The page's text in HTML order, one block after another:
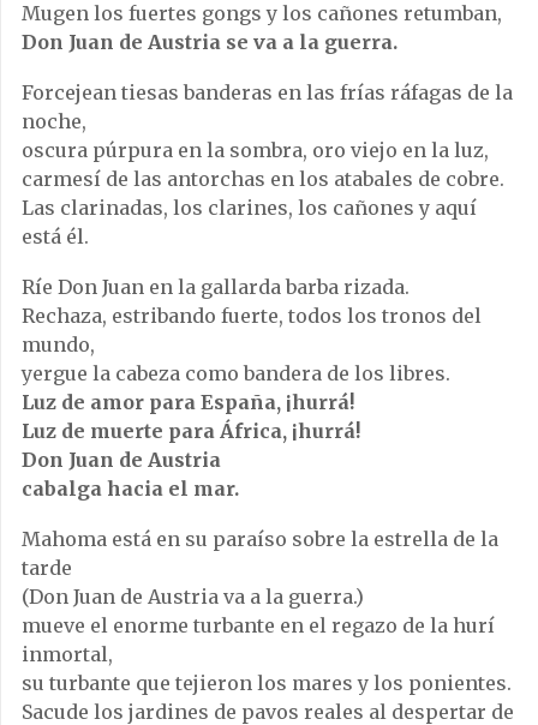
Mugen los fuertes gongs y los cañones retumban,
Don Juan de Austria se va a la guerra.
Forcejean tiesas banderas en las frías ráfagas de la
noche,
oscura púrpura en la sombra, oro viejo en la luz,
carmesí de las antorchas en los atabales de cobre.
Las clarinadas, los clarines, los cañones y aquí
está él.
Ríe Don Juan en la gallarda barba rizada.
Rechaza, estribando fuerte, todos los tronos del
mundo,
yergue la cabeza como bandera de los libres.
Luz de amor para España, ¡hurrá!
Luz de muerte para África, ¡hurrá!
Don Juan de Austria
cabalga hacia el mar.
Mahoma está en su paraíso sobre la estrella de la
tarde
(Don Juan de Austria va a la guerra.)
mueve el enorme turbante en el regazo de la hurí
inmortal,
su turbante que tejieron los mares y los ponientes.
Sacude los jardines de pavos reales al despertar de